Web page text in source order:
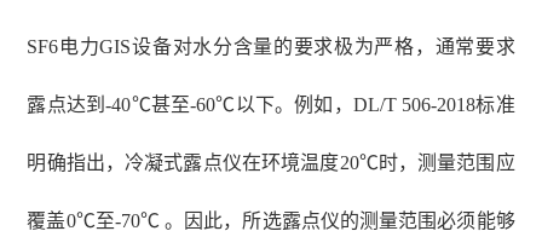
SF6电力GIS设备对水分含量的要求极为严格，通常要求
露点达到-40℃甚至-60℃以下。例如，DL/T 506-2018标准
明确指出，冷凝式露点仪在环境温度20℃时，测量范围应
覆盖0℃至-70℃ 。因此，所选露点仪的测量范围必须能够